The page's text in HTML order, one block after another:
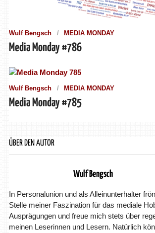
Wulf Bengsch MEDIA MONDAY
Media Monday #786
Wulf Bengsch MEDIA MONDAY
Media Monday #785
ÜBER DEN AUTOR
Wulf Bengsch
In Personalunion und als Alleinunterhalter
Stelle meiner Faszination für das mediale
Ausprägungen und freue mich stets über
meinen Leserinnen und Lesern. Natürlich